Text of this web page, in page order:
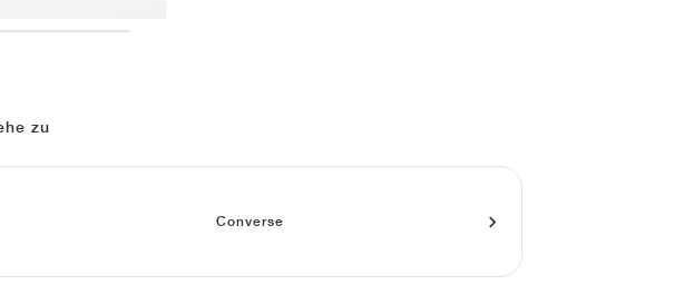
zu
Converse